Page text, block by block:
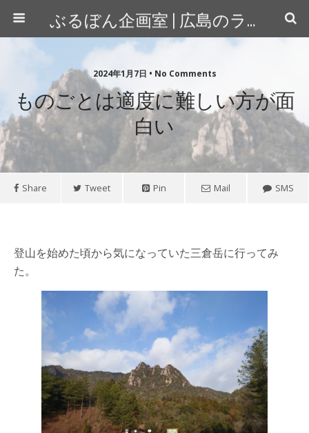
ぶるぼん企画室 | 広島のライター＆カメラマン
2024年1月7日 • No Comments
ものごとは適度に難しい方が面
白い
Share Tweet Pin Mail SMS
登山を始めた頃から気になっていた三倉岳に行ってみ
た。